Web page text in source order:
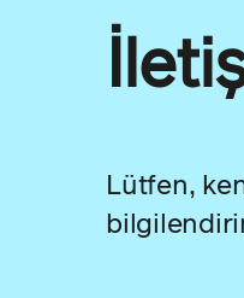
Lütfen,